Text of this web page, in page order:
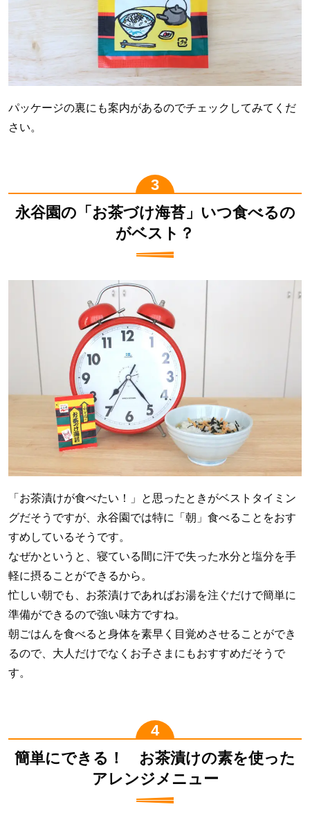
パッケージの裏にも案内があるのでチェックしてみてくだ
さい。
永谷園の「お茶づけ海苔」いつ食べるの
がベスト？
「お茶漬けが食べたい！」と思ったときがベストタイミン
グだそうですが、永谷園では特に「朝」食べることをおす
すめしているそうです。
なぜかというと、寝ている間に汗で失った水分と塩分を手
軽に摂ることができるから。
忙しい朝でも、お茶漬けであればお湯を注ぐだけで簡単に
準備ができるので強い味方ですね。
朝ごはんを食べると身体を素早く目覚めさせることができ
るので、大人だけでなくお子さまにもおすすめだそうで
す。
簡単にできる！ お茶漬けの素を使った
アレンジメニュー